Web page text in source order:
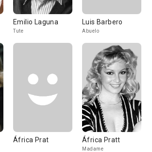
Emilio Laguna
Tute
Luis Barbero
Abuelo
África Prat África Pratt
Madame